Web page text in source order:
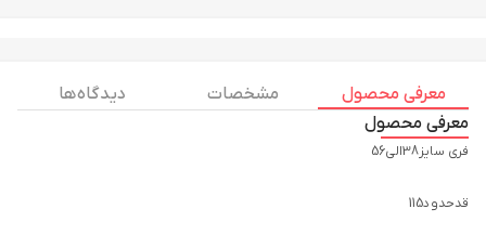
معرفی محصول مشخصات
دیدگاه ها
معرفی محصول
قدحدود115